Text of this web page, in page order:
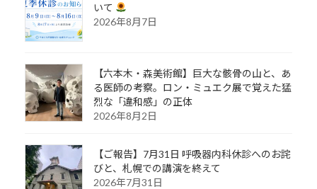
いて
2026年8月7日
【六本木・森美術館】巨大な骸骨の山と、あ
る医師の考察。ロン・ミュエク展で覚えた猛
烈な「違和感」の正体
2026年8月2日
【ご報告】7月31日 呼吸器内科休診へのお詫
びと、札幌での講演を終えて
2026年7月31日